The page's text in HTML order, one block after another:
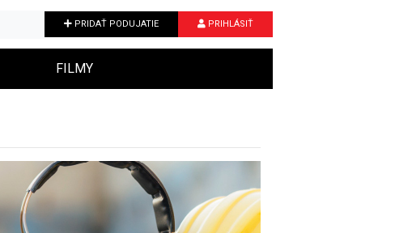
PRIDAŤ PODUJATIE PRIHLÁSIŤ
FILMY